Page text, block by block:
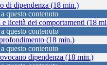
di dipendenza (18 min.)
questo contenuto
liceità dei comportamenti (18
questo contenuto
(18 min.)
questo contenuto
dipendenza (18 min.)